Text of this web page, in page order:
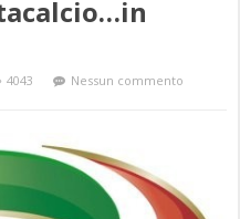
4043 Nessun commento